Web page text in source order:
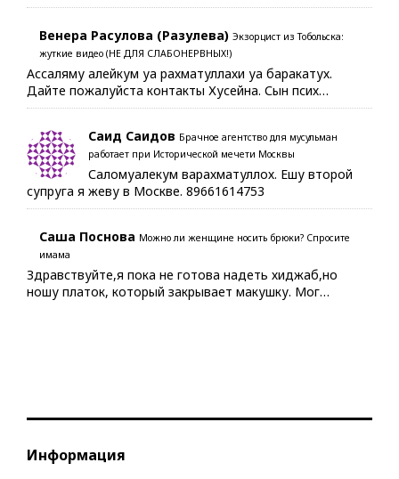
Венера Расулова (Разулева) Экзорцист из Тобольска:
жуткие видео (НЕ ДЛЯ СЛАБОНЕРВНЫХ!)
Ассаляму алейкум уа рахматуллахи уа баракатух.
Дайте пожалуйста контакты Хусейна. Сын псих…
Саид Саидов Брачное агентство для мусульман
работает при Исторической мечети Москвы
Саломуалекум варахматуллох. Ешу второй
супруга я жеву в Москве. 89661614753
Саша Поснова Можно ли женщине носить брюки? Спросите
имама
Здравствуйте,я пока не готова надеть хиджаб,но
ношу платок, который закрывает макушку. Мог…
Информация